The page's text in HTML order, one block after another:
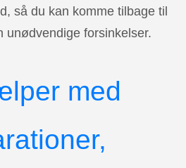
så du kan komme tilbage til
unødvendige forsinkelser.
med